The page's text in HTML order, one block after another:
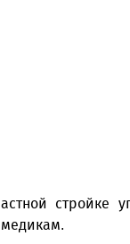
стройке